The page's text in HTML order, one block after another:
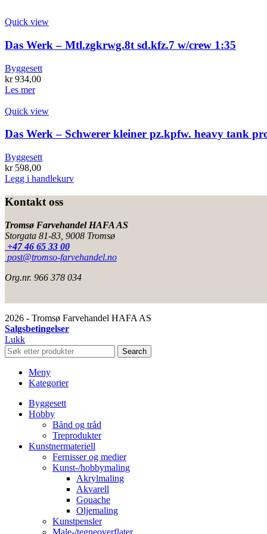
Quick view
Das Werk – Mtl.zgkrwg.8t sd.kfz.7 w/crew 1:35
Byggesett
kr934,00
Les mer
Quick view
Das Werk – Schwerer kleiner pz.kpfw. heavy tank
Byggesett
kr598,00
Legg i handlekurv
Kontakt oss
Tromsø Farvehandel HAFA AS
Storgata 81-83, 9008 Tromsø
+47 46 65 33 00
post@tromso-farvehandel.no
Org.nr. 966 378 034
2026 - Tromsø Farvehandel HAFA AS
Salgsbetingelser
Lukk
Search
Meny
Kategorier
Byggesett
Hobby
Bånd og tråd
Treprodukter
Kunstnermateriell
Fernisser og medier
Kunst-/hobbymaling
Akrylmaling
Akvarell
Gouache
Oljemaling
Kunstpensler
Male-/tegneoverflater